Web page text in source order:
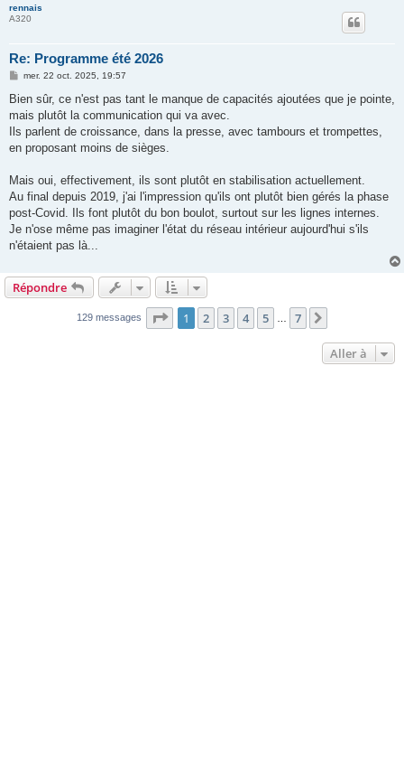
rennais
A320
Re: Programme été 2026
M
s
a
g
mer. 22 oct. 2025, 19:57
Bien sûr, ce n'est pas tant le manque de capacités ajoutées que je pointe,
mais plutôt la communication qui va avec.
Ils parlent de croissance, dans la presse, avec tambours et trompettes,
en proposant moins de sièges.
Mais oui, effectivement, ils sont plutôt en stabilisation actuellement.
Au final depuis 2019, j'ai l'impression qu'ils ont plutôt bien gérés la phase
post-Covid. Ils font plutôt du bon boulot, surtout sur les lignes internes.
Je n'ose même pas imaginer l'état du réseau intérieur aujourd'hui s'ils
n'étaient pas là...
Répondre
129 messages Page 1sur7
1 2 3 4 5 7
Aller à